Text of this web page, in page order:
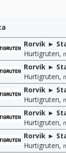
Rorvik ►
Hurtigruten,
Rorvik ►
Hurtigruten,
Rorvik ►
Hurtigruten,
Rorvik ►
Hurtigruten,
Rorvik ►
Hurtigruten,